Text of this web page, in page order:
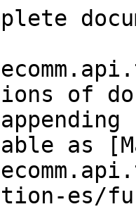
of
as
es/